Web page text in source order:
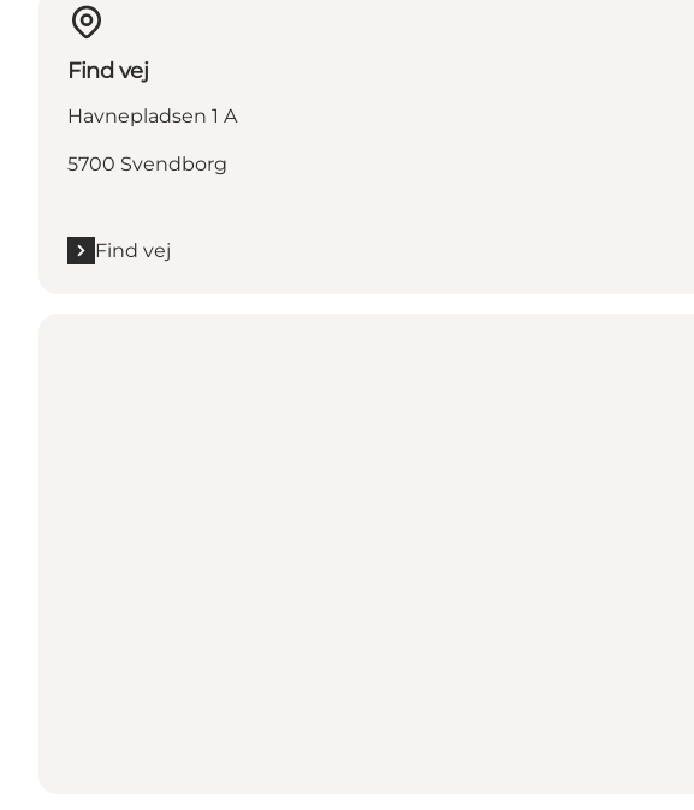
Find vej
Havnepladsen 1 A
5700 Svendborg
Find vej